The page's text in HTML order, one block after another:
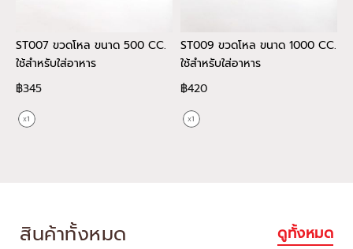
ST007 ขวดโหล ขนาด 500 CC.
ใช้สำหรับใส่อาหาร
฿345
ST009 ขวดโหล ขนาด 1000 CC.
ใช้สำหรับใส่อาหาร
฿420
สินค้าทั้งหมด ดูทั้งหมด